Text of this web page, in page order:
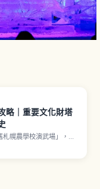
略｜重要文化財塔
幌農學校演武場」，是
、1881年（明治14年）
拉克博士構想由威廉・